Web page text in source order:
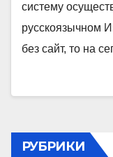
систему
русскоязычном
без сайт, то на
РУБРИКИ